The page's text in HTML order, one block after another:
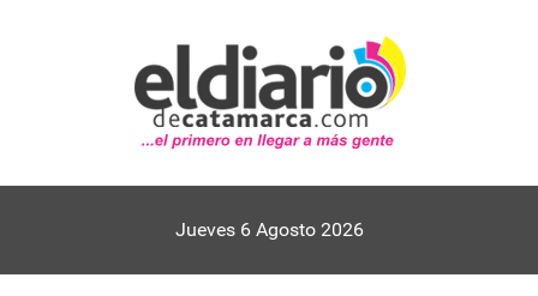
Jueves 6 Agosto 2026